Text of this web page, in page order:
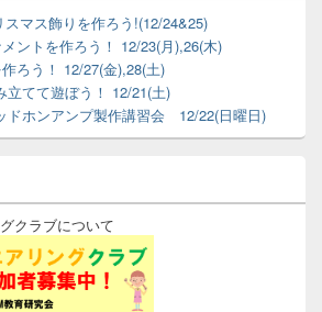
マス飾りを作ろう!(12/24&25)
ントを作ろう！ 12/23(月),26(木)
ろう！ 12/27(金),28(土)
立てて遊ぼう！ 12/21(土)
ドホンアンプ製作講習会 12/22(日曜日)
クラブについて